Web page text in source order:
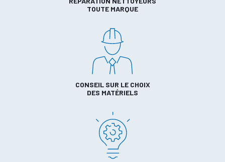
TOUTE MARQUE
CONSEIL SUR LE CHOIX
DES MATÉRIELS